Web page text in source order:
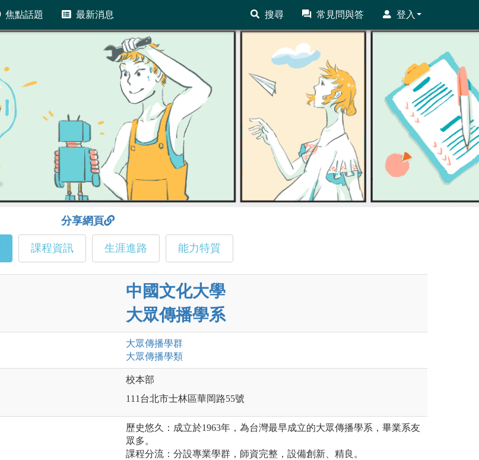
焦點話題 最新消息 搜尋 常見問與答 登入
分享網頁
課程資訊 生涯進路 能力特質
中國文化大學
大眾傳播學系
大眾傳播學群
大眾傳播學類
校本部
111台北市士林區華岡路55號
歷史悠久：成立於1963年，為台灣最早成立的大眾傳播學系，畢業系友
眾多。
課程分流：分設專業學群，師資完整，設備創新、精良。